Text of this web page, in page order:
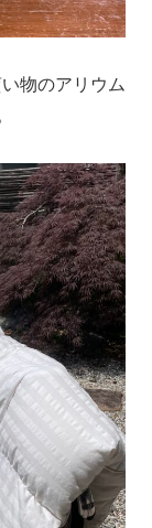
物のアリウム